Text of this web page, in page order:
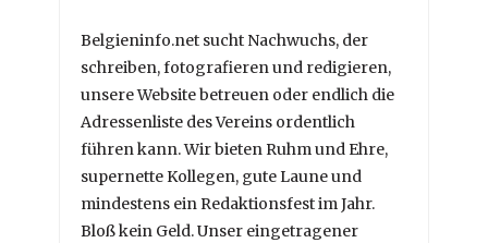
Belgieninfo.net sucht Nachwuchs, der
schreiben, fotografieren und redigieren,
unsere Website betreuen oder endlich die
Adressenliste des Vereins ordentlich
führen kann. Wir bieten Ruhm und Ehre,
supernette Kollegen, gute Laune und
mindestens ein Redaktionsfest im Jahr.
Bloß kein Geld. Unser eingetragener